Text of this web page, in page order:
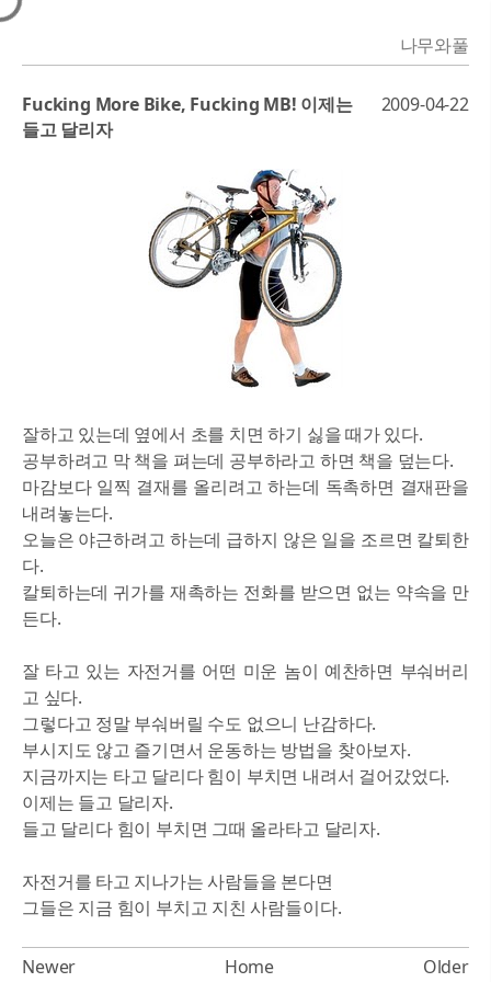
나무와풀
Fucking More Bike, Fucking MB! 이제는
들고 달리자
2009-04-22
잘하고 있는데 옆에서 초를 치면 하기 싫을 때가 있다.
공부하려고 막 책을 펴는데 공부하라고 하면 책을 덮는다.
마감보다 일찍 결재를 올리려고 하는데 독촉하면 결재판을
내려놓는다.
오늘은 야근하려고 하는데 급하지 않은 일을 조르면 칼퇴한
다.
칼퇴하는데 귀가를 재촉하는 전화를 받으면 없는 약속을 만
든다.
잘 타고 있는 자전거를 어떤 미운 놈이 예찬하면 부숴버리
고 싶다.
그렇다고 정말 부숴버릴 수도 없으니 난감하다.
부시지도 않고 즐기면서 운동하는 방법을 찾아보자.
지금까지는 타고 달리다 힘이 부치면 내려서 걸어갔었다.
이제는 들고 달리자.
들고 달리다 힘이 부치면 그때 올라타고 달리자.
자전거를 타고 지나가는 사람들을 본다면
그들은 지금 힘이 부치고 지친 사람들이다.
Newer Older
Home